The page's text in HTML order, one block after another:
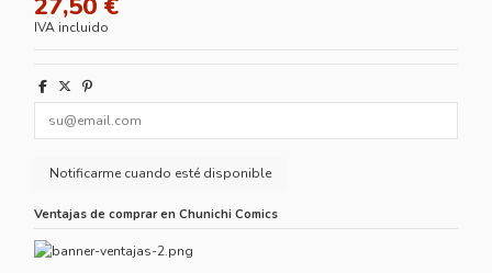
IVA incluido
Ventajas de comprar en Chunichi Comics